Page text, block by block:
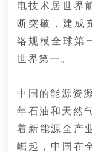
电技术居世界
断突破，建成
络规模全球第
世界第一。
中国的能源资
年石油和天然
着新能源全产
崛起，中国在